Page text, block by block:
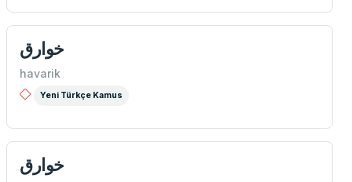
خوارق
havarik
Yeni Türkçe Kamus
خوارق